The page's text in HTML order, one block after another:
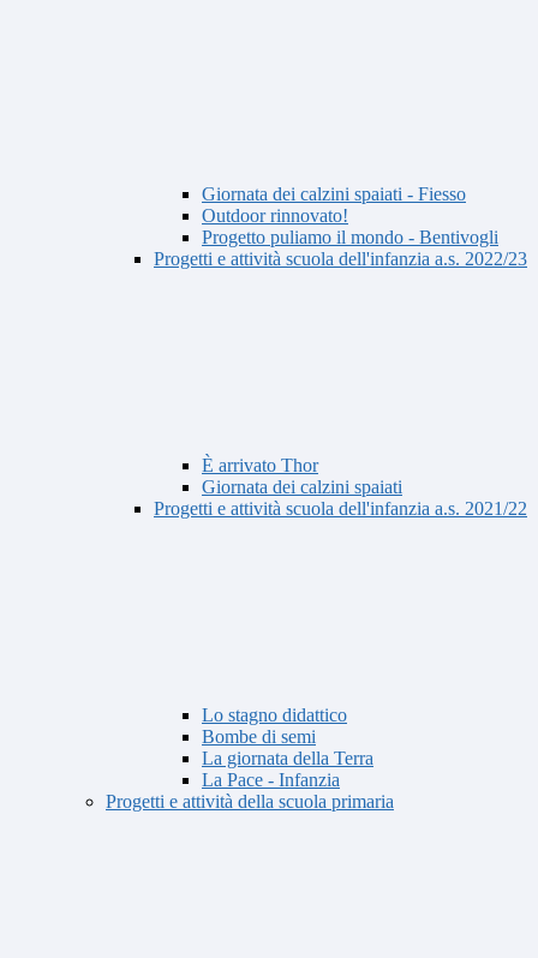
Giornata dei calzini spaiati - Fiesso
Outdoor rinnovato!
Progetto puliamo il mondo - Bentivogli
Progetti e attività scuola dell'infanzia a.s. 2022/23
È arrivato Thor
Giornata dei calzini spaiati
Progetti e attività scuola dell'infanzia a.s. 2021/22
Lo stagno didattico
Bombe di semi
La giornata della Terra
La Pace - Infanzia
Progetti e attività della scuola primaria